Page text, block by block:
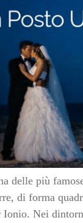
delle più
di forma
Nei